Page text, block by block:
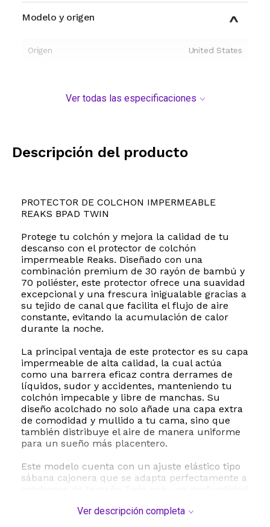
Modelo y origen
Origen United States
Ver todas las especificaciones
Descripción del producto
PROTECTOR DE COLCHON IMPERMEABLE
REAKS BPAD TWIN
Protege tu colchón y mejora la calidad de tu
descanso con el protector de colchón
impermeable Reaks. Diseñado con una
combinación premium de 30 rayón de bambú y
70 poliéster, este protector ofrece una suavidad
excepcional y una frescura inigualable gracias a
su tejido de canal que facilita el flujo de aire
constante, evitando la acumulación de calor
durante la noche.
La principal ventaja de este protector es su capa
impermeable de alta calidad, la cual actúa
como una barrera eficaz contra derrames de
líquidos, sudor y accidentes, manteniendo tu
colchón impecable y libre de manchas. Su
diseño acolchado no solo añade una capa extra
de comodidad y mullido a tu cama, sino que
también distribuye el aire de manera uniforme
para un sueño más placentero.
Este modelo cuenta con un ajuste elástico tipo
sábana cajonera que se adapta perfectamente a
protector se mantenga firme en su lugar sin
Ver descripción completa